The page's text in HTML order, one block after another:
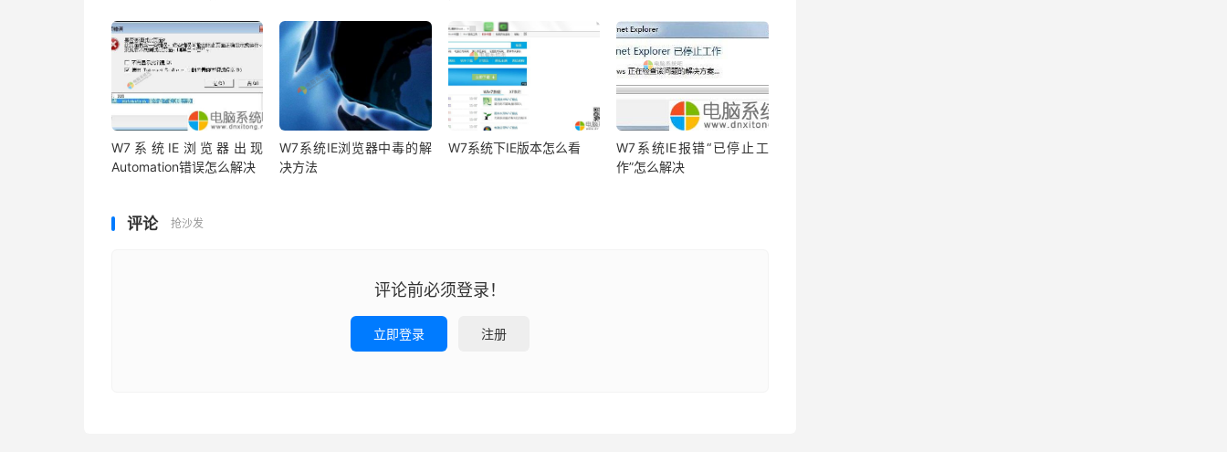
W7系统IE浏览器出现
Automation错误怎么解决
W7系统IE浏览器中毒的解
决方法
W7系统下IE版本怎么看
W7系统IE报错“已停止工
作”怎么解决
评论 抢沙发
评论前必须登录！
立即登录 注册